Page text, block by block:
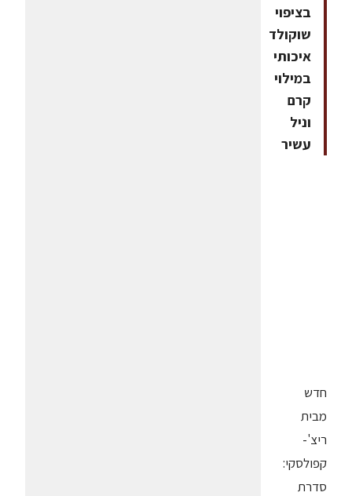
בציפוי
שוקולד
איכותי
במילוי
קרם
וניל
עשיר
חדש
מבית
ריצ'-
קפולסקי:
סדרת